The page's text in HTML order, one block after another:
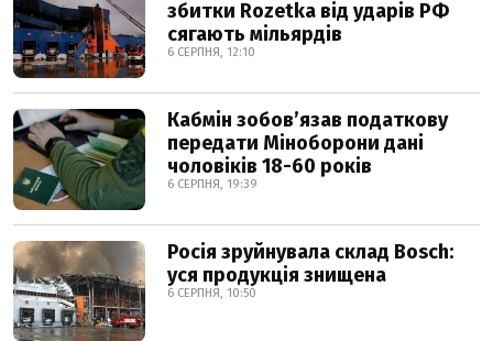
збитки Rozetka від ударів РФ
сягають мільярдів
6 СЕРПНЯ, 12:10
Кабмін зобовʼязав податкову
передати Міноборони дані
чоловіків 18-60 років
6 СЕРПНЯ, 19:39
Росія зруйнувала склад Bosch:
уся продукція знищена
6 СЕРПНЯ, 10:50